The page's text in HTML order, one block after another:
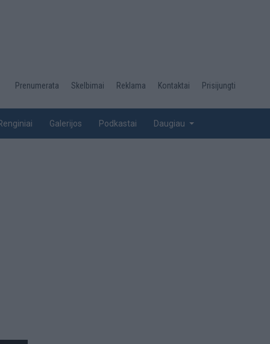
Desktop
top
Prenumerata Skelbimai Reklama Kontaktai Prisijungti
Galerijos Podkastai Daugiau